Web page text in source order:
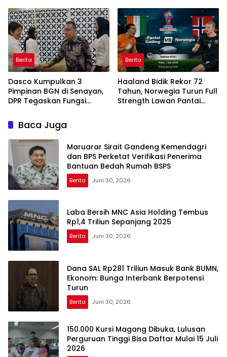
Berita
Dasco Kumpulkan 3
Pimpinan BGN di Senayan,
DPR Tegaskan Fungsi
Berita
Haaland Bidik Rekor 72
Tahun, Norwegia Turun Full
Strength Lawan Pantai
Baca Juga
Maruarar Sirait Gandeng Kemendagri
dan BPS Perketat Verifikasi Penerima
Bantuan Bedah Rumah BSPS
Berita Juni 30, 2026
Laba Bersih MNC Asia Holding Tembus
Rp1,4 Triliun Sepanjang 2025
Berita Juni 30, 2026
Dana SAL Rp281 Triliun Masuk Bank BUMN,
Ekonom: Bunga Interbank Berpotensi
Turun
Berita Juni 30, 2026
150.000 Kursi Magang Dibuka, Lulusan
Perguruan Tinggi Bisa Daftar Mulai 15 Juli
2026